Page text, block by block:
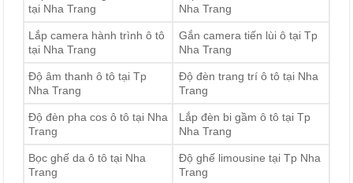
tại Nha Trang
Nha Trang
Lắp camera hành trình ô tô
tại Nha Trang
Gắn camera tiến lùi ô tại Tp
Nha Trang
Độ âm thanh ô tô tại Tp
Nha Trang
Độ đèn trang trí ô tô tại Nha
Trang
Độ đèn pha cos ô tô tại Nha
Trang
Lắp đèn bi gầm ô tô tại Tp
Nha Trang
Bọc ghế da ô tô tại Nha
Trang
Độ ghế limousine tại Tp Nha
Trang